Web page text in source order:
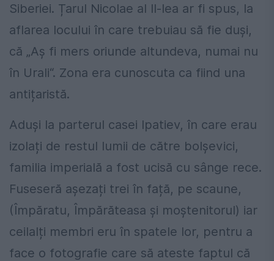
Siberiei. Țarul Nicolae al II-lea ar fi spus, la
aflarea locului în care trebuiau să fie duși,
că „Aş fi mers oriunde altundeva, numai nu
în Urali“. Zona era cunoscuta ca fiind una
antițaristă.
Aduși la parterul casei Ipatiev, în care erau
izolați de restul lumii de către bolșevici,
familia imperială a fost ucisă cu sânge rece.
Fuseseră așezați trei în față, pe scaune,
(Împăratu, Împărăteasa și moștenitorul) iar
ceilalți membri eru în spatele lor, pentru a
face o fotografie care să ateste faptul că